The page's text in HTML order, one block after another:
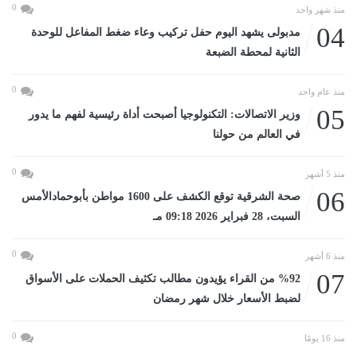
منذ شهر واحد 0
04
مدبولى يشهد اليوم حفل تركيب وعاء ضغط المفاعل للوحدة
الثانية لمحطة الضبعة
منذ عام واحد 0
05
وزير الاتصالات: التكنولوجيا أصبحت أداة رئيسية لفهم ما يدور
في العالم من حولنا
منذ 5 أشهر 0
06
صحة الشرقية توقع الكشف على 1600 مواطن بأبوحمادالأمس
السبت، 28 فبراير 2026 09:18 مـ
منذ 6 أشهر 0
07
%92 من القراء يؤيدون مطالب تكثيف الحملات على الأسواق
لضبط الأسعار خلال شهر رمضان
منذ 16 يومًا 0